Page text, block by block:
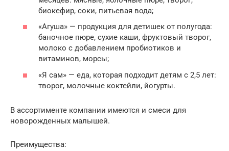
биокефир, соки, питьевая вода;
«Агуша» — продукция для детишек от полугода:
баночное пюре, сухие каши, фруктовый творог,
молоко с добавлением пробиотиков и
витаминов, морсы;
«Я сам» — еда, которая подходит детям с 2,5 лет:
творог, молочные коктейли, йогурты.
В ассортименте компании имеются и смеси для
новорожденных малышей.
Преимущества: